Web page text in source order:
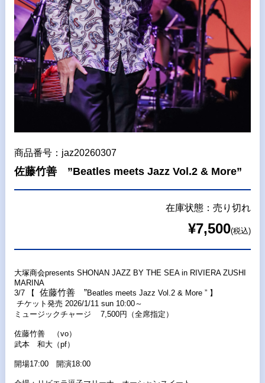
商品番号：jaz20260307
佐藤竹善 ”Beatles meets Jazz Vol.2 & More”
在庫状態：売り切れ
¥7,500(税込)
大塚商会presents SHONAN JAZZ BY THE SEA in RIVIERA ZUSHI
MARINA
3/7 【
佐藤竹善 ”Beatles meets Jazz Vol.2 & More ” 】
チケット発売 2026/1/11 sun 10:00～
ミュージックチャージ 7,500円（全席指定）
佐藤竹善 （vo）
武本 和大（pf）
開場17:00 開演18:00